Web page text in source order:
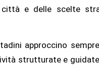
e delle scelte
approccino
strutturate e